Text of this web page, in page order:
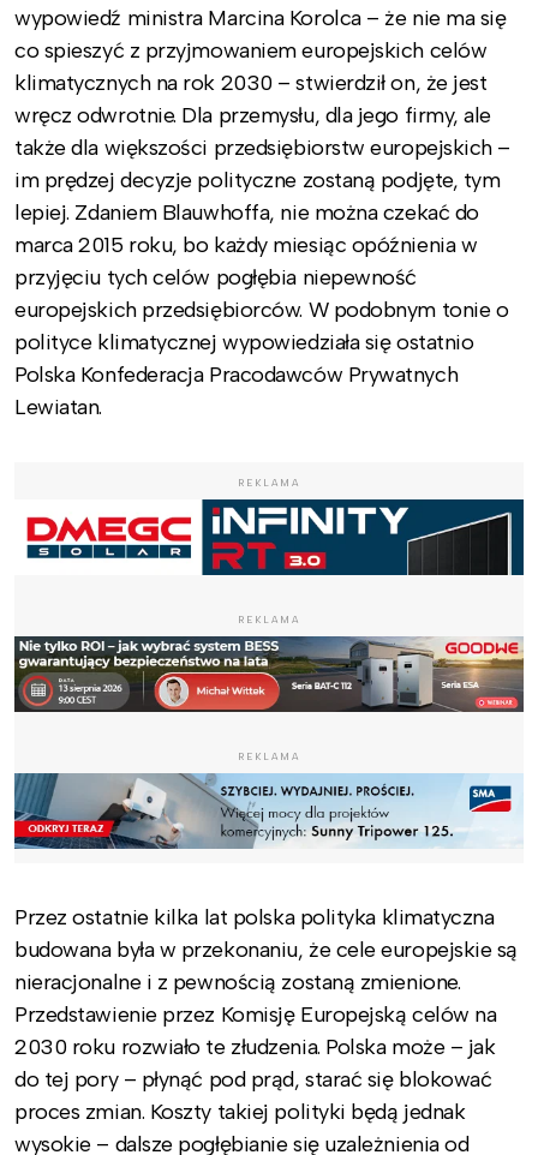
wypowiedź ministra Marcina Korolca – że nie ma się
co spieszyć z przyjmowaniem europejskich celów
klimatycznych na rok 2030 – stwierdził on, że jest
wręcz odwrotnie. Dla przemysłu, dla jego firmy, ale
także dla większości przedsiębiorstw europejskich –
im prędzej decyzje polityczne zostaną podjęte, tym
lepiej. Zdaniem Blauwhoffa, nie można czekać do
marca 2015 roku, bo każdy miesiąc opóźnienia w
przyjęciu tych celów pogłębia niepewność
europejskich przedsiębiorców. W podobnym tonie o
polityce klimatycznej wypowiedziała się ostatnio
Polska Konfederacja Pracodawców Prywatnych
Lewiatan.
REKLAMA
REKLAMA
REKLAMA
Przez ostatnie kilka lat polska polityka klimatyczna
budowana była w przekonaniu, że cele europejskie są
nieracjonalne i z pewnością zostaną zmienione.
Przedstawienie przez Komisję Europejską celów na
2030 roku rozwiało te złudzenia. Polska może – jak
do tej pory – płynąć pod prąd, starać się blokować
proces zmian. Koszty takiej polityki będą jednak
wysokie – dalsze pogłębianie się uzależnienia od